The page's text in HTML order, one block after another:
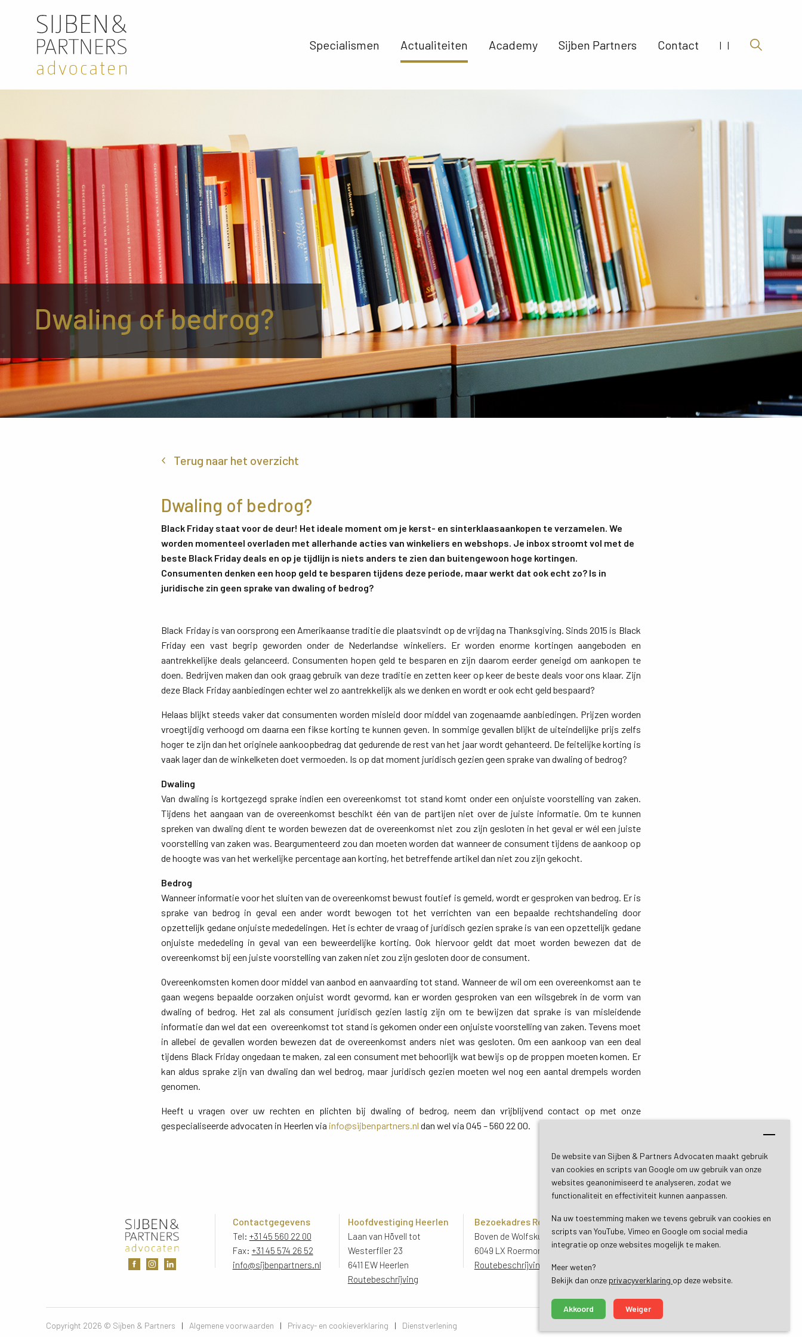
De website van Sijben & Partners Advocaten maakt gebruik
van cookies en scripts van Google om uw gebruik van onze
websites geanonimiseerd te analyseren, zodat we
functionaliteit en effectiviteit kunnen aanpassen.
Na uw toestemming maken we tevens gebruik van cookies en
scripts van YouTube, Vimeo en Google om social media
integratie op onze websites mogelijk te maken.
Meer weten?
Bekijk dan onze privacyverklaring op deze website.
Akkoord Weiger
Specialismen Actualiteiten Academy Sijben Partners Contact | |
Dwaling of bedrog?
Terug naar het overzicht
Dwaling of bedrog?
Black Friday staat voor de deur! Het ideale moment om je kerst- en sinterklaasaankopen te verzamelen. We
worden momenteel overladen met allerhande acties van winkeliers en webshops. Je inbox stroomt vol met de
beste Black Friday deals en op je tijdlijn is niets anders te zien dan buitengewoon hoge kortingen.
Consumenten denken een hoop geld te besparen tijdens deze periode, maar werkt dat ook echt zo? Is in
juridische zin geen sprake van dwaling of bedrog?
Black Friday is van oorsprong een Amerikaanse traditie die plaatsvindt op de vrijdag na Thanksgiving. Sinds 2015 is Black
Friday een vast begrip geworden onder de Nederlandse winkeliers. Er worden enorme kortingen aangeboden en
aantrekkelijke deals gelanceerd. Consumenten hopen geld te besparen en zijn daarom eerder geneigd om aankopen te
doen. Bedrijven maken dan ook graag gebruik van deze traditie en zetten keer op keer de beste deals voor ons klaar. Zijn
deze Black Friday aanbiedingen echter wel zo aantrekkelijk als we denken en wordt er ook echt geld bespaard?
Helaas blijkt steeds vaker dat consumenten worden misleid door middel van zogenaamde aanbiedingen. Prijzen worden
vroegtijdig verhoogd om daarna een fikse korting te kunnen geven. In sommige gevallen blijkt de uiteindelijke prijs zelfs
hoger te zijn dan het originele aankoopbedrag dat gedurende de rest van het jaar wordt gehanteerd. De feitelijke korting is
vaak lager dan de winkelketen doet vermoeden. Is op dat moment juridisch gezien geen sprake van dwaling of bedrog?
Dwaling
Van dwaling is kortgezegd sprake indien een overeenkomst tot stand komt onder een onjuiste voorstelling van zaken.
Tijdens het aangaan van de overeenkomst beschikt één van de partijen niet over de juiste informatie. Om te kunnen
spreken van dwaling dient te worden bewezen dat de overeenkomst niet zou zijn gesloten in het geval er wél een juiste
voorstelling van zaken was. Beargumenteerd zou dan moeten worden dat wanneer de consument tijdens de aankoop op
de hoogte was van het werkelijke percentage aan korting, het betreffende artikel dan niet zou zijn gekocht.
Bedrog
Wanneer informatie voor het sluiten van de overeenkomst bewust foutief is gemeld, wordt er gesproken van bedrog. Er is
sprake van bedrog in geval een ander wordt bewogen tot het verrichten van een bepaalde rechtshandeling door
opzettelijk gedane onjuiste mededelingen. Het is echter de vraag of juridisch gezien sprake is van een opzettelijk gedane
onjuiste mededeling in geval van een beweerdelijke korting. Ook hiervoor geldt dat moet worden bewezen dat de
overeenkomst bij een juiste voorstelling van zaken niet zou zijn gesloten door de consument.
Overeenkomsten komen door middel van aanbod en aanvaarding tot stand. Wanneer de wil om een overeenkomst aan te
gaan wegens bepaalde oorzaken onjuist wordt gevormd, kan er worden gesproken van een wilsgebrek in de vorm van
dwaling of bedrog. Het zal als consument juridisch gezien lastig zijn om te bewijzen dat sprake is van misleidende
informatie dan wel dat een overeenkomst tot stand is gekomen onder een onjuiste voorstelling van zaken. Tevens moet
in allebei de gevallen worden bewezen dat de overeenkomst anders niet was gesloten. Om een aankoop van een deal
tijdens Black Friday ongedaan te maken, zal een consument met behoorlijk wat bewijs op de proppen moeten komen. Er
kan aldus sprake zijn van dwaling dan wel bedrog, maar juridisch gezien moeten wel nog een aantal drempels worden
genomen.
Heeft u vragen over uw rechten en plichten bij dwaling of bedrog, neem dan vrijblijvend contact op met onze
gespecialiseerde advocaten in Heerlen via info@sijbenpartners.nl dan wel via 045 – 560 22 00.
Contactgegevens
Tel: +31 45 560 22 00
Fax: +31 45 574 26 52
info@sijbenpartners.nl
Hoofdvestiging Heerlen
Laan van Hövell tot
Westerflier 23
6411 EW Heerlen
Routebeschrijving
Bezoekadres Roermond
Boven de Wolfskuil 3
6049 LX Roermond
Routebeschrijving
Bezoekadres De Bilt
Soestdijkseweg Zuid 13
3732 HC De Bilt (Utrecht)
Copyright 2026 © Sijben & Partners | Algemene voorwaarden | Privacy- en cookieverklaring | Dienstverlening